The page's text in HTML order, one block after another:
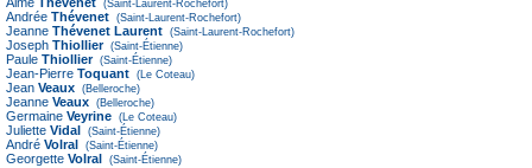
(Saint-Laurent-Rochefort)
Andrée Thévenet (Saint-Laurent-Rochefort)
Jeanne Thévenet Laurent (Saint-Laurent-Rochefort)
Joseph Thiollier (Saint-Étienne)
Paule Thiollier (Saint-Étienne)
Jean-Pierre Toquant (Le Coteau)
Jean Veaux (Belleroche)
Jeanne Veaux (Belleroche)
Germaine Veyrine (Le Coteau)
Juliette Vidal (Saint-Étienne)
André Volral (Saint-Étienne)
Georgette Volral (Saint-Étienne)